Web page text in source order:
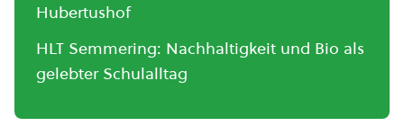
Hubertushof
HLT Semmering: Nachhaltigkeit und Bio als
gelebter Schulalltag